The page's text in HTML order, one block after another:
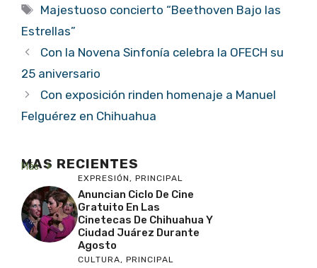
Etiquetas
Majestuoso concierto “Beethoven Bajo las
Estrellas”
Con la Novena Sinfonía celebra la OFECH su
25 aniversario
Con exposición rinden homenaje a Manuel
Felguérez en Chihuahua
MAS RECIENTES
Más
EXPRESIÓN , PRINCIPAL
Anuncian Ciclo De Cine
Gratuito En Las
Cinetecas De Chihuahua Y
Ciudad Juárez Durante
Agosto
CULTURA, PRINCIPAL